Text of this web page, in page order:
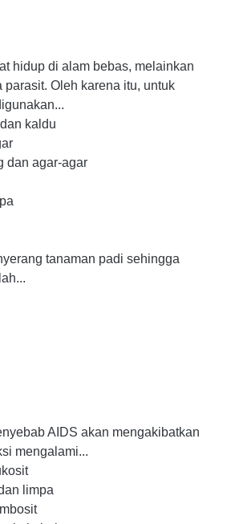
hidup di alam bebas, melainkan
parasit. Oleh karena itu, untuk
kaldu
dan agar-agar
tanaman padi sehingga
AIDS akan mengakibatkan
mengalami...
limpa